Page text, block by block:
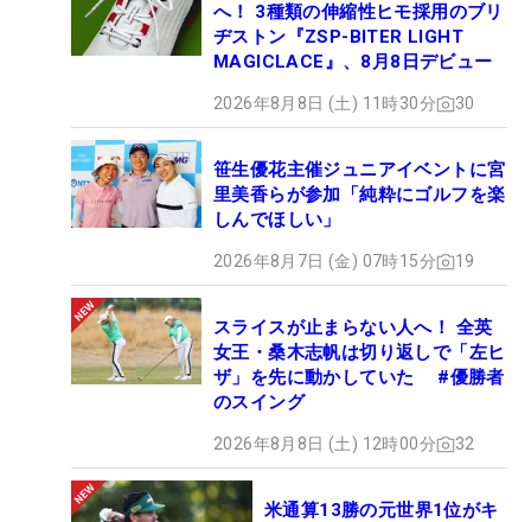
へ！ 3種類の伸縮性ヒモ採用のブリ
ヂストン『ZSP-BITER LIGHT
MAGICLACE』、8月8日デビュー
2026年8月8日 (土) 11時30分 30
笹生優花主催ジュニアイベントに宮
里美香らが参加「純粋にゴルフを楽
しんでほしい」
2026年8月7日 (金) 07時15分 19
スライスが止まらない人へ！ 全英
女王・桑木志帆は切り返しで「左ヒ
ザ」を先に動かしていた #優勝者
のスイング
2026年8月8日 (土) 12時00分 32
米通算13勝の元世界1位がキ